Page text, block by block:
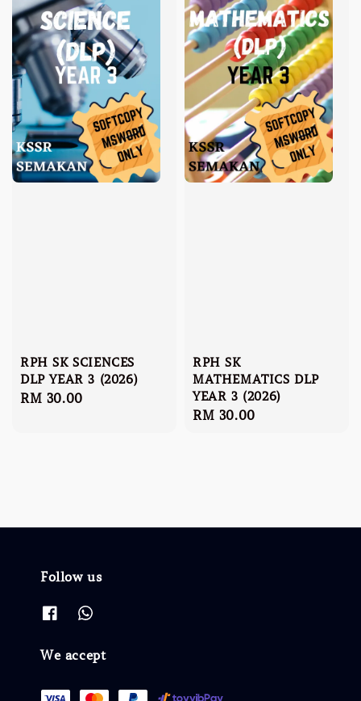
RPH SK SCIENCES
DLP YEAR 3 (2026)
Regular
RM 30.00
RPH SK
MATHEMATICS DLP
YEAR 3 (2026)
Regular
RM 30.00
Follow us
We accept